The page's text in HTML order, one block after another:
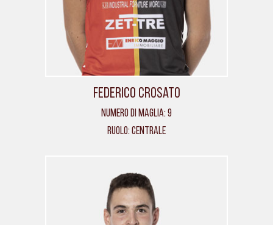
Federico Crosato
Numero di maglia: 9
Ruolo: Centrale